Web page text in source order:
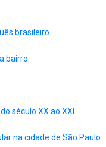
brasileiro
bairro
século XX ao XXI
na cidade de São Paulo